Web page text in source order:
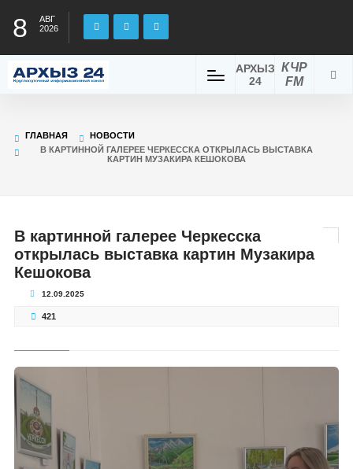
8
АВГ
2026
КЧР
FM
АРХЫЗ
24
ГЛАВНАЯ
НОВОСТИ
В КАРТИННОЙ ГАЛЕРЕЕ ЧЕРКЕССКА ОТКРЫЛАСЬ ВЫСТАВКА
КАРТИН МУЗАКИРА КЕШОКОВА
В картинной галерее Черкесска
открылась выставка картин Музакира
Кешокова
12.09.2025
421